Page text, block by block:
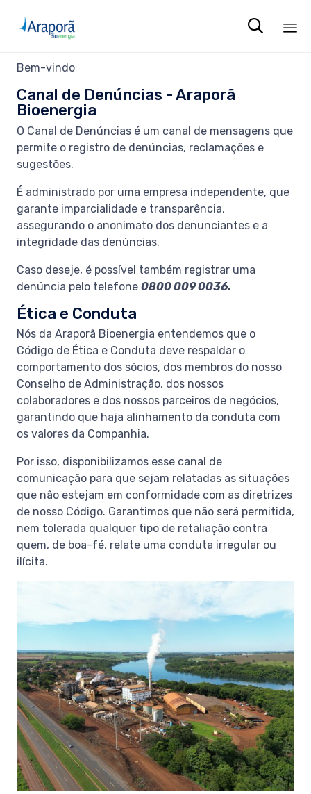

Bem-vindo
Canal de Denúncias - Araporã
Bioenergia
O Canal de Denúncias é um canal de mensagens que
permite o registro de denúncias, reclamações e
sugestões.
É administrado por uma empresa independente, que
garante imparcialidade e transparência,
assegurando o anonimato dos denunciantes e a
integridade das denúncias.
Caso deseje, é possível também registrar uma
denúncia pelo telefone 0800 009 0036.
Ética e Conduta
Nós da Araporã Bioenergia entendemos que o
Código de Ética e Conduta deve respaldar o
comportamento dos sócios, dos membros do nosso
Conselho de Administração, dos nossos
colaboradores e dos nossos parceiros de negócios,
garantindo que haja alinhamento da conduta com
os valores da Companhia.
Por isso, disponibilizamos esse canal de
comunicação para que sejam relatadas as situações
que não estejam em conformidade com as diretrizes
de nosso Código. Garantimos que não será permitida,
nem tolerada qualquer tipo de retaliação contra
quem, de boa-fé, relate uma conduta irregular ou
ilícita.